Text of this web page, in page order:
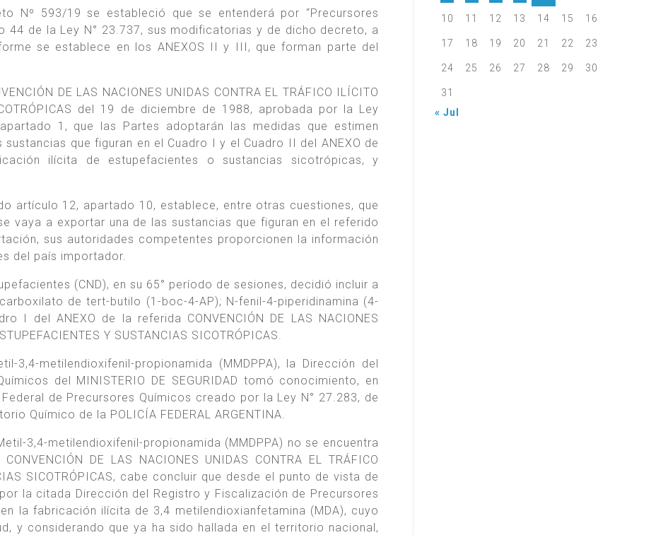
Nº 593/19 se estableció que se entenderá por “Precursores
44 de la Ley N° 23.737, sus modificatorias y de dicho decreto, a
se establece en los ANEXOS II y III, que forman parte del
DE LAS NACIONES UNIDAS CONTRA EL TRÁFICO ILÍCITO
del 19 de diciembre de 1988, aprobada por la Ley
1, que las Partes adoptarán las medidas que estimen
que figuran en el Cuadro I y el Cuadro II del ANEXO de
ilícita de estupefacientes o sustancias sicotrópicas, y
artículo 12, apartado 10, establece, entre otras cuestiones, que
vaya a exportar una de las sustancias que figuran en el referido
sus autoridades competentes proporcionen la información
del país importador.
(CND), en su 65° período de sesiones, decidió incluir a
de tert-butilo (1-boc-4-AP); N-fenil-4-piperidinamina (4-
I del ANEXO de la referida CONVENCIÓN DE LAS NACIONES
Y SUSTANCIAS SICOTRÓPICAS.
3,4-metilendioxifenil-propionamida (MMDPPA), la Dirección del
del MINISTERIO DE SEGURIDAD tomó conocimiento, en
de Precursores Químicos creado por la Ley N° 27.283, de
Químico de la POLICÍA FEDERAL ARGENTINA.
3,4-metilendioxifenil-propionamida (MMDPPA) no se encuentra
DE LAS NACIONES UNIDAS CONTRA EL TRÁFICO
SICOTRÓPICAS, cabe concluir que desde el punto de vista de
la citada Dirección del Registro y Fiscalización de Precursores
la fabricación ilícita de 3,4 metilendioxianfetamina (MDA), cuyo
y considerando que ya ha sido hallada en el territorio nacional,
10 11 12 13 14 15 16
17 18 19 20 21 22 23
24 25 26 27 28 29 30
31
« Jul